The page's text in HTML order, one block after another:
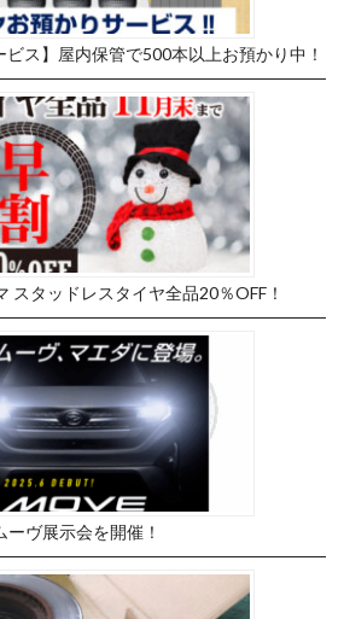
ビス】屋内保管で500本以上お預かり中！
スタッドレスタイヤ全品20％OFF！
ーヴ展示会を開催！